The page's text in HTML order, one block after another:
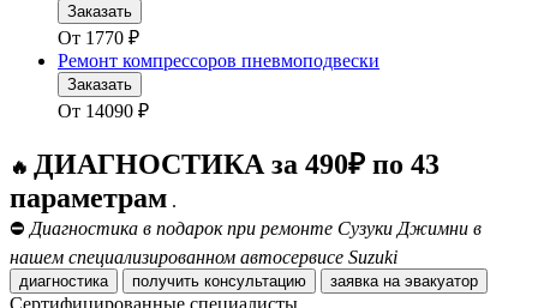
Заказать
От 1770 ₽
Ремонт компрессоров пневмоподвески
Заказать
От 14090 ₽
🔥 ДИАГНОСТИКА за 490₽ по 43
параметрам .
⛔ Диагностика в подарок при ремонте Сузуки Джимни в
нашем специализированном автосервисе Suzuki
диагностика получить консультацию заявка на эвакуатор